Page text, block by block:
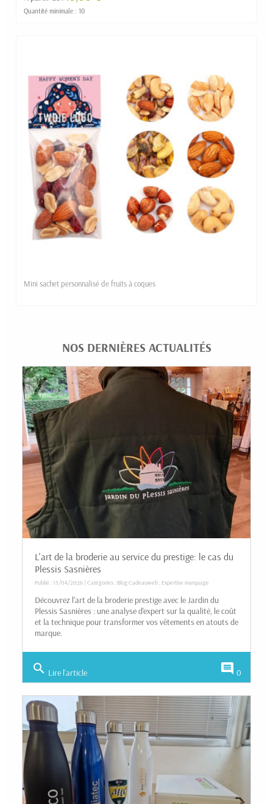
Quantité minimale : 10
Mini sachet personnalisé de fruits à coques
NOS DERNIÈRES ACTUALITÉS
L'art de la broderie au service du prestige: le cas du
Plessis Sasnières
Publié : 15/04/2026 | Catégories : Blog Cadeauweb , Expertise marquage
Découvrez l'art de la broderie prestige avec le Jardin du
Plessis Sasnières : une analyse d'expert sur la qualité, le coût
et la technique pour transformer vos vêtements en atouts de
marque.
search Lire l'article comment 0